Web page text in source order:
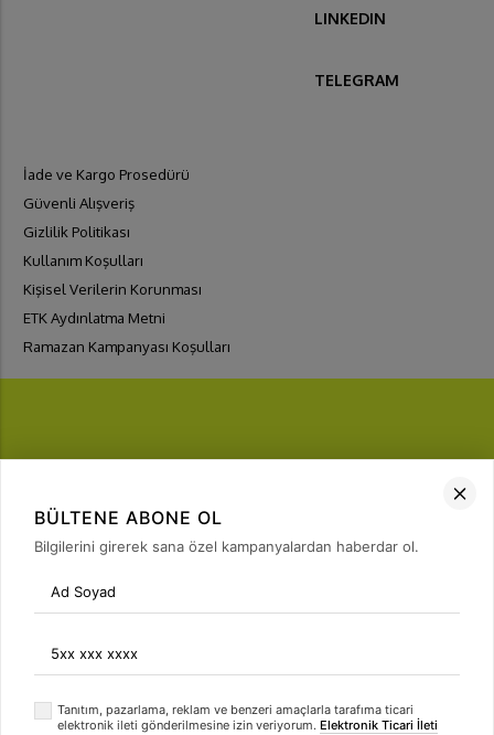
LINKEDIN
TELEGRAM
İade ve Kargo Prosedürü
Güvenli Alışveriş
Gizlilik Politikası
Kullanım Koşulları
Kişisel Verilerin Korunması
ETK Aydınlatma Metni
Ramazan Kampanyası Koşulları
FIRSATLARI YAKALA
Bülten Üyeliği
arrow_forward
BÜLTENE ABONE OL
Bilgilerini girerek sana özel kampanyalardan haberdar ol.
Tanıtım, pazarlama, reklam ve benzeri amaçlarla tarafıma ticari
elektronik ileti gönderilmesine izin veriyorum. Elektronik Ticari İleti